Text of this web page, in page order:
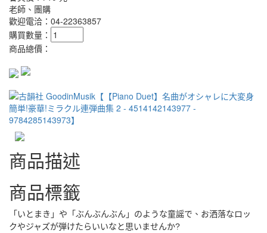
老師、團購
歡迎電洽：04-22363857
購買數量：
商品總價：
商品描述
商品標籤
「いとまき」や「ぶんぶんぶん」のような童謡で、お洒落なロッ
クやジャズが弾けたらいいなと思いませんか?